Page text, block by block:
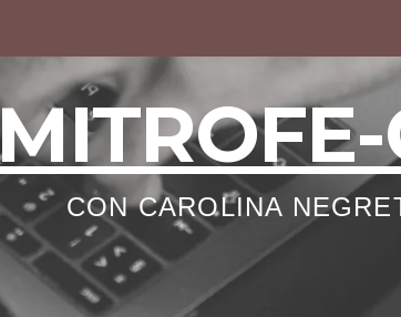
CON CAROLINA